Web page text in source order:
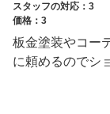
スタッフの対応：3
価格：3
板金塗装やコー
に頼めるのでシ